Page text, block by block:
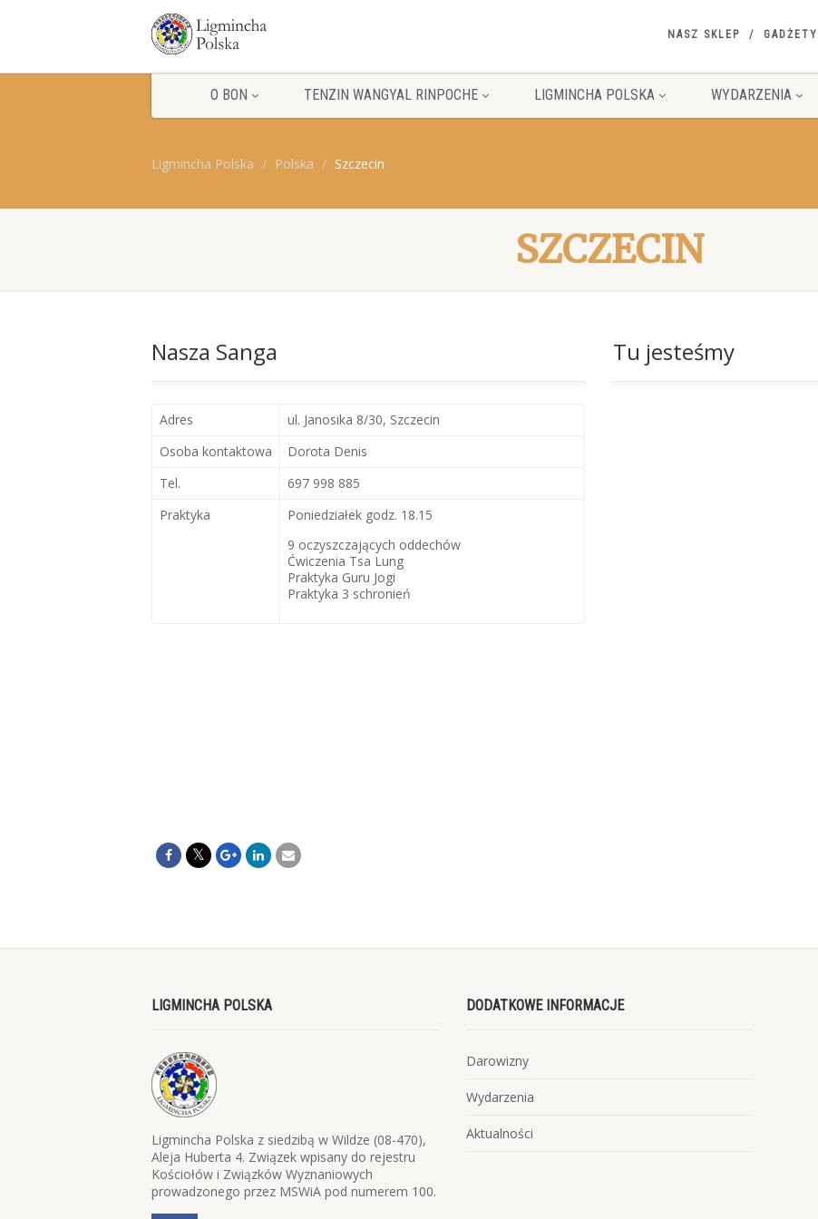
NASZ SKLEP GADŻETY
O BON TENZIN WANGYAL RINPOCHE LIGMINCHA POLSKA WYDARZENIA
Ligmincha Polska Polska Szczecin
SZCZECIN
Nasza Sanga
Adres
ul. Janosika 8/30, Szczecin
Osoba kontaktowa
Dorota Denis
Tel.
697 998 885
Praktyka
Poniedziałek godz. 18.15
9 oczyszczających oddechów
Ćwiczenia Tsa Lung
Praktyka Guru Jogi
Praktyka 3 schronień
Tu jesteśmy
LIGMINCHA POLSKA
Ligmincha Polska z siedzibą w Wildze (08-470),
Aleja Huberta 4. Związek wpisany do rejestru
Kościołów i Związków Wyznaniowych
prowadzonego przez MSWiA pod numerem 100.
DODATKOWE INFORMACJE
Darowizny
Wydarzenia
Aktualności